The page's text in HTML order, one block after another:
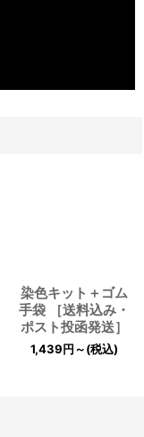
染色キット＋ゴム
手袋 ［送料込み・
ポスト投函発送］
1,439円～(税込)